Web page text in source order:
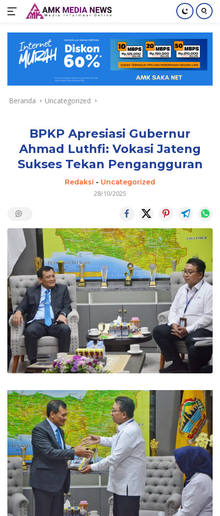
konten
Beranda Uncategorized
BPKP Apresiasi Gubernur
Ahmad Luthfi: Vokasi Jateng
Sukses Tekan Pengangguran
Redaksi - Uncategorized
28/10/2025